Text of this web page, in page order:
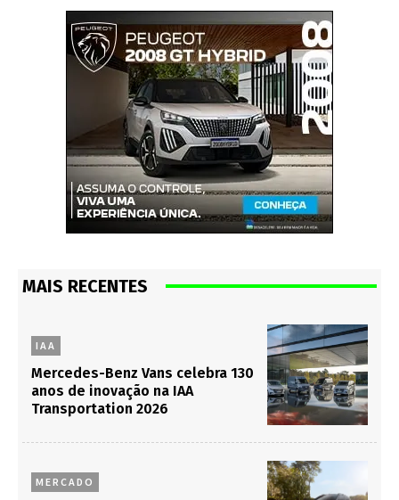
MAIS RECENTES
IAA
Mercedes-Benz Vans celebra 130
anos de inovação na IAA
Transportation 2026
MERCADO